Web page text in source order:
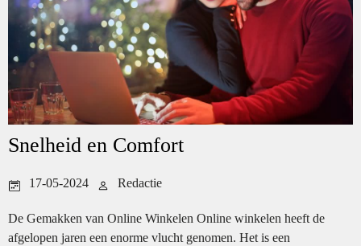
Snelheid en Comfort
17-05-2024 Redactie
De Gemakken van Online Winkelen Online winkelen heeft de
afgelopen jaren een enorme vlucht genomen. Het is een